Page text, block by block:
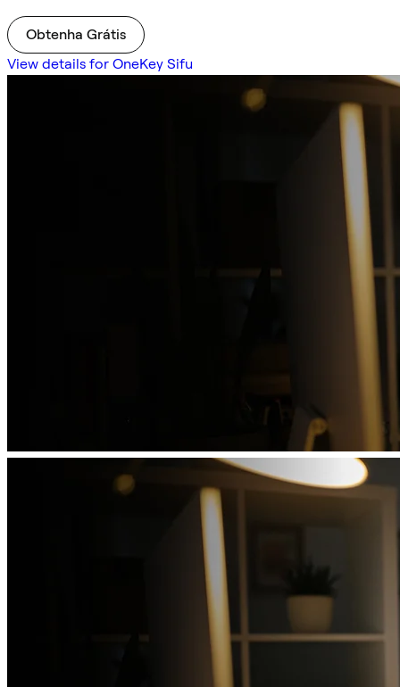
Obtenha Grátis
View details for OneKey Sifu